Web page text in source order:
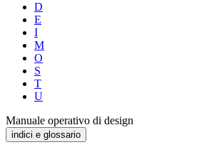
D
E
I
M
O
S
T
U
Manuale operativo di design
indici e glossario